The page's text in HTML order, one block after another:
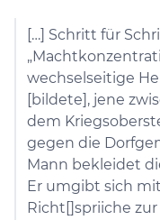
[…] Schritt für
wechselseitige
[bildete], jene
dem
gegen die
Mann bekleidet
Er umgibt sich
Richt[]spriiche